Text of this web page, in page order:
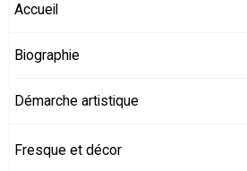
Accueil
Biographie
Démarche artistique
Fresque et décor